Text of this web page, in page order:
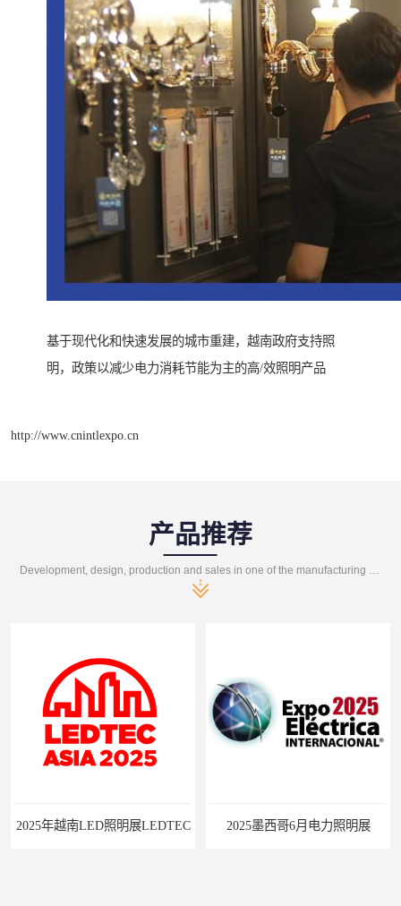
基于现代化和快速发展的城市重建，越南政府支持照
明，政策以减少电力消耗节能为主的高/效照明产品
http://www.cnintlexpo.cn
产品推荐
LEDTEC 2025墨西哥6月电力照明展